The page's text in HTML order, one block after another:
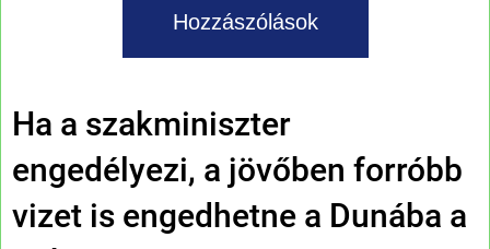
Hozzászólások
Ha a szakminiszter
engedélyezi, a jövőben forróbb
vizet is engedhetne a Dunába a